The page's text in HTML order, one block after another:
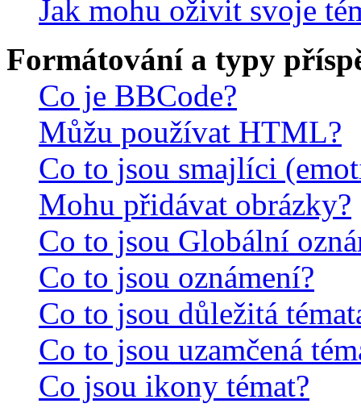
Jak mohu oživit svoje
Formátování a typy
Co je BBCode?
Můžu používat HTML?
Co to jsou smajlíci
Mohu přidávat obrázky?
Co to jsou Globální
Co to jsou oznámení?
Co to jsou důležitá
Co to jsou uzamčená
Co jsou ikony témat?